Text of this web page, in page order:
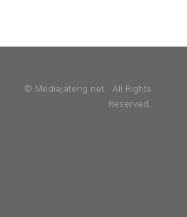
© Mediajateng.net. All Rights
Reserved.